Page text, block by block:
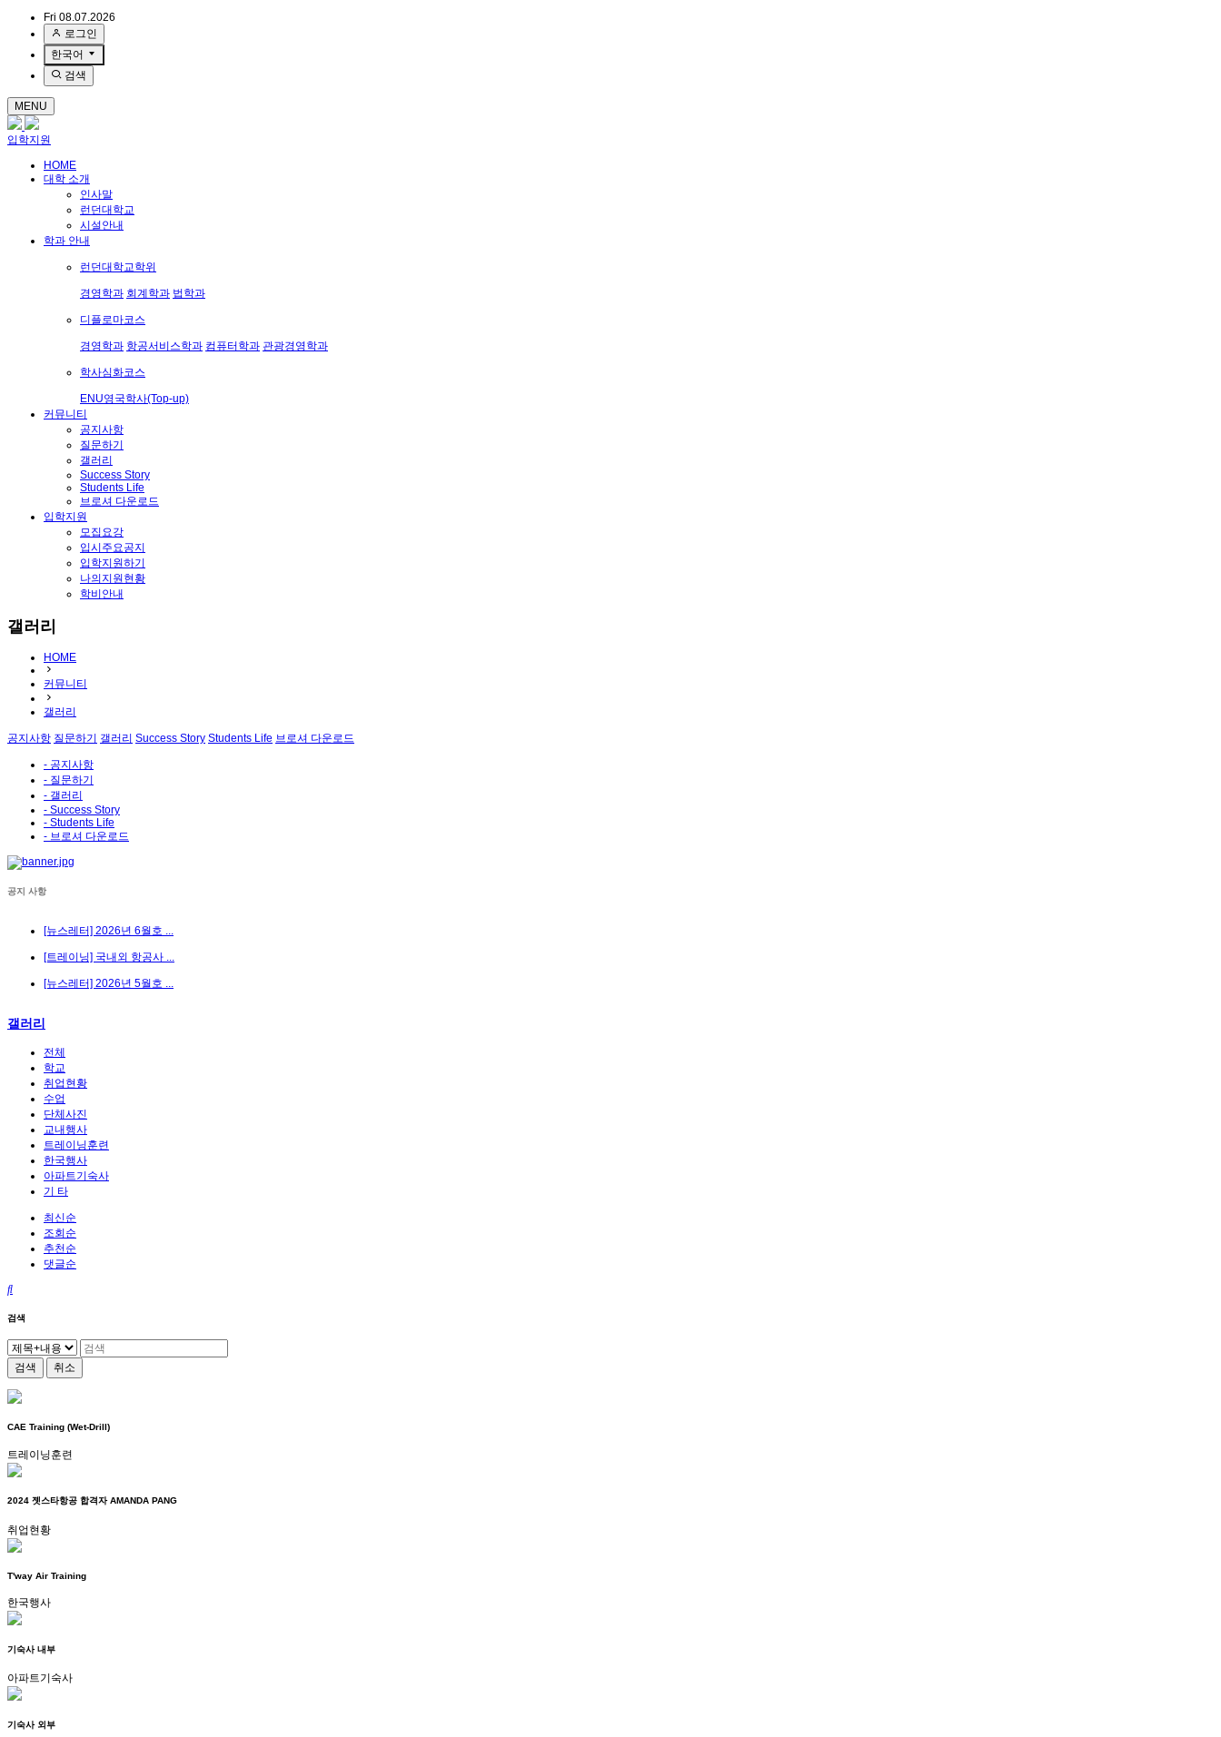
Fri 08.07.2026
로그인
한국어
검색
MENU
입학지원
HOME
대학 소개
인사말
런던대학교
시설안내
학과 안내
런던대학교학위
경영학과 회계학과 법학과
디플로마코스
경영학과 항공서비스학과 컴퓨터학과 관광경영학과
학사심화코스
ENU영국학사(Top-up)
커뮤니티
공지사항
질문하기
갤러리
Success Story
Students Life
브로셔 다운로드
입학지원
모집요강
입시주요공지
입학지원하기
나의지원현황
학비안내
갤러리
HOME
커뮤니티
갤러리
공지사항 질문하기 갤러리 Success Story Students Life 브로셔 다운로드
- 공지사항
- 질문하기
- 갤러리
- Success Story
- Students Life
- 브로셔 다운로드
공지 사항
[뉴스레터] 2026년 6월호 ...
[트레이닝] 국내외 항공사 ...
[뉴스레터] 2026년 5월호 ...
갤러리
전체
학교
취업현황
수업
단체사진
교내행사
트레이닝훈련
한국행사
아파트기숙사
기 타
최신순
조회순
추천순
댓글순
검색
검색 취소
CAE Training (Wet-Drill)
트레이닝훈련
2024 젯스타항공 합격자 AMANDA PANG
취업현황
T'way Air Training
한국행사
기숙사 내부
아파트기숙사
기숙사 외부